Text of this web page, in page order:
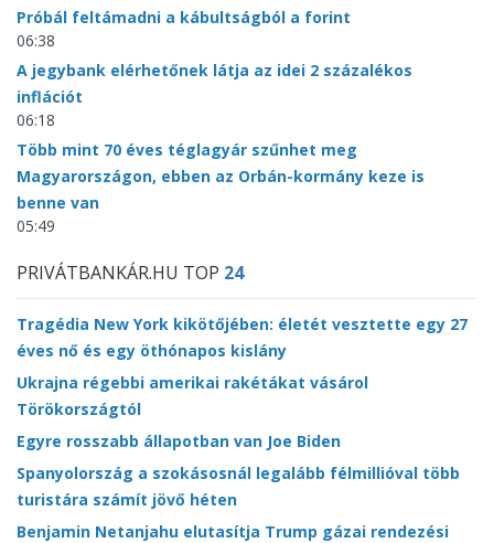
Próbál feltámadni a kábultságból a forint
06:38
A jegybank elérhetőnek látja az idei 2 százalékos
inflációt
06:18
Több mint 70 éves téglagyár szűnhet meg
Magyarországon, ebben az Orbán-kormány keze is
benne van
05:49
PRIVÁTBANKÁR.HU TOP 24
Tragédia New York kikötőjében: életét vesztette egy 27
éves nő és egy öthónapos kislány
Ukrajna régebbi amerikai rakétákat vásárol
Törökországtól
Egyre rosszabb állapotban van Joe Biden
Spanyolország a szokásosnál legalább félmillióval több
turistára számít jövő héten
Benjamin Netanjahu elutasítja Trump gázai rendezési